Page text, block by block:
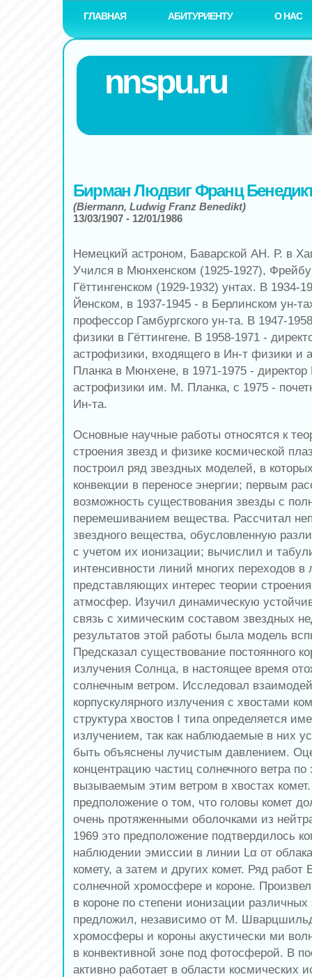
ГЛАВНАЯ АБИТУРИЕНТУ О НАС
nnspu.ru
Бирман Людвиг Франц
(Biermann, Ludwig Franz Benedikt)
13/03/1907 - 12/01/1986
Немецкий астроном, Баварской АН. Р. в
Учился в Мюнхенском (1925-1927),
Гёттингенском (1929-1932) унтах. В 1934-
Йенском, в 1937-1945 - в Берлинском ун-
профессор Гамбургского ун-та. В 1947-
физики в Гёттингене. В 1958-1971 -
астрофизики, входящего в Ин-т физики и
Планка в Мюнхене, в 1971-1975 -
астрофизики им. М. Планка, с 1975 -
Ин-та.
Основные научные работы относятся к
строения звезд и физике космической
построил ряд звездных моделей, в
конвекции в переносе энергии; первым
возможность существования звезды с
перемешиванием вещества. Рассчитал
звездного вещества, обусловленную
с учетом их ионизации; вычислил и
интенсивности линий многих переходов в
представляющих интерес теории
атмосфер. Изучил динамическую
связь с химическим составом звездных
результатов этой работы была модель
Предсказал существование постоянного
излучения Солнца, в настоящее время
солнечным ветром. Исследовал
корпускулярного излучения с хвостами
структура хвостов I типа определяется
излучением, так как наблюдаемые в них
быть объяснены лучистым давлением.
концентрацию частиц солнечного ветра
вызываемым этим ветром в хвостах
предположение о том, что головы комет
очень протяженными оболочками из
1969 это предположение подтвердилось
наблюдении эмиссии в линии Lα от
комету, а затем и других комет. Ряд
солнечной хромосфере и короне.
в короне по степени ионизации
предложил, независимо от М.
хромосферы и короны акустически ми
в конвективной зоне под фотосферой. В
активно работает в области космических